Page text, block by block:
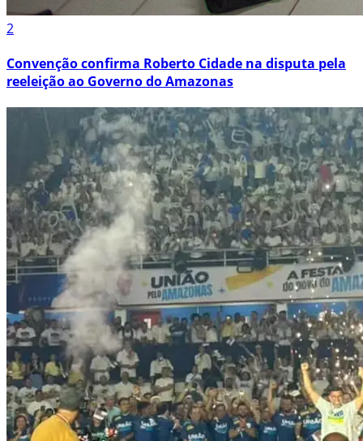
2
Convenção confirma Roberto Cidade na disputa pela
reeleição ao Governo do Amazonas